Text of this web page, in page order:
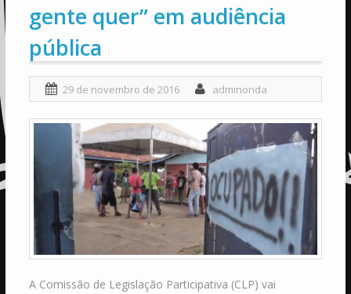
gente quer” em audiência
pública
29 de novembro de 2016 adminonda
A Comissão de Legislação Participativa (CLP) vai